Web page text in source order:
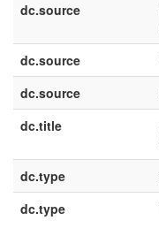
dc.source
dc.source
dc.source
dc.title
dc.type
dc.type